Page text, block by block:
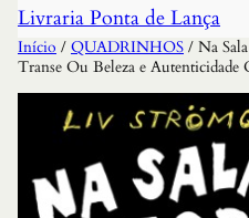
Livraria Ponta de Lança
Início / QUADRINHOS / Na
Transe Ou Beleza e